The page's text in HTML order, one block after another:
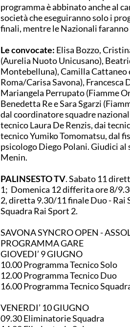
programma è abbinato anche al
società che eseguiranno solo i
finali, mentre le Nazionali
Le convocate: Elisa Bozzo,
(Aurelia Nuoto Unicusano),
Montebelluna), Camilla Cattaneo
Roma/Carisa Savona),
Mariangela Perrupato (Fiamme
Benedetta Re e Sara Sgarzi
dal coordinatore squadre
tecnico Laura De Renzis, dai
tecnico Yumiko Tomomatsu, dal
psicologo Diego Polani. Giudici
Menin.
PALINSESTO TV. Sabato 11
1; Domenica 12 differita ore 8/
2, diretta 9.30/11 finale Duo -
Squadra Rai Sport 2.
SAVONA SYNCRO OPEN -
PROGRAMMA GARE
GIOVEDI’ 9 GIUGNO
10.00 Programma Tecnico Solo
12.00 Programma Tecnico Duo
16.00 Programma Tecnico
VENERDI’ 10 GIUGNO
09.30 Eliminatorie Squadra